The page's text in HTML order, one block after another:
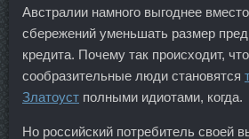
Австралии намного выгоднее
сбережений уменьшать размер
кредита. Почему так происходит,
сообразительные люди становятся
Златоуст полными идиотами, когда.
Но российский потребитель своей